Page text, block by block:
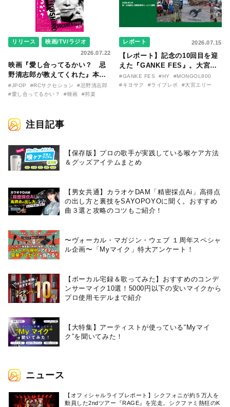
リリース
映画/TV/ラジオ
2026.07.22
映画『愛し合ってるかい？ 忌
野清志郎が教えてくれた』本予
告映像とキービジュアルがつい
に解禁！ キヨシロー関連商品も
#JPOP #RCサクセション
#忌野清志郎
#愛し合ってるかい？
#映画 #邦楽
レポート 2026.07.15
【レポート】記念の10回目を迎
えた『GANKE FES』。大宮エ
リー作『アイヌの神々の崖』を
前に、キヨサク
#GANKE FES #HY
#MONGOL800
#キヨサク
#ライブレポ #大宮エリー
注目記事
【保存版】プロの歌手が実践している喉ケア⽅法
＆グッズアイテムまとめ
【男女共通】カラオケDAM「精密採点Ai」高得点
の出し方と裏技をSAYOPOYOに聞く。おすすめ
曲３選と攻略のコツもご紹介！
〜ヴォーカル・マガジン・ウェブ １周年スペシャ
ル企画〜「Myマイク」特大アンケート！
【ボーカル宅録＆歌ってみた】おすすめのコンデ
ンサーマイク10選！5000円以下の安いマイクから
プロ使用モデルまで紹介
【大特集】アーティストが使っている“Myマイ
ク”を聞いてみた！
ニュース
【オフィシャルライブレポート】シクフォニが約５万人を
動員した2ndツアー『RAGE』を完走。シクファミ熱狂のK